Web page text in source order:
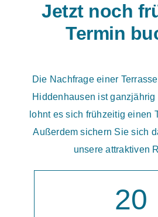
Jetzt noch
Termin
Die Nachfrage einer
Hiddenhausen ist
lohnt es sich frühzeitig einen
Außerdem sichern Sie sich
unsere attraktiven
20